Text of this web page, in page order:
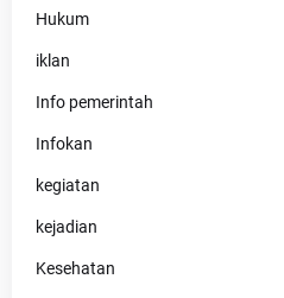
Hukum
iklan
Info pemerintah
Infokan
kegiatan
kejadian
Kesehatan